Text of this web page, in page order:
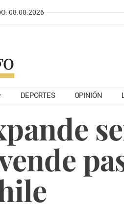
08.08.2026
DEPORTES OPINIÓN